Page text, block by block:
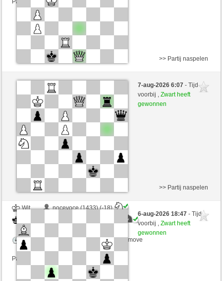
Partij telt mee voor de ranglijst
Wit
baronerosso (1183) (+29)
Maradona77 (1407) (-25)
Speelduur: 5 minutes/side + 0 seconds/move
Partij telt mee voor de ranglijst
>> Partij naspelen
7-aug-2026 6:07- Tijd
voorbij ,Zwart heeft
gewonnen
Wit
nocevoce (1433) (-18)
Speelduur: 5 minutes/side + 0 seconds/move
Partij telt mee voor de ranglijst
>> Partij naspelen
6-aug-2026 18:47- Tijd
voorbij ,Zwart heeft
gewonnen